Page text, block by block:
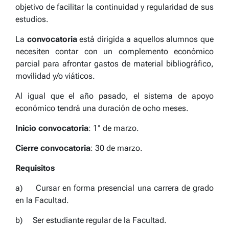
objetivo de facilitar la continuidad y regularidad de sus
estudios.
La convocatoriaestá dirigida a aquellos alumnos que
necesiten contar con un complemento económico
parcial para afrontar gastos de material bibliográfico,
movilidad y/o viáticos.
Al igual que el año pasado, el sistema de apoyo
económico tendrá una duración de ocho meses.
Inicio convocatoria: 1° de marzo.
Cierre convocatoria: 30 de marzo.
Requisitos
a) Cursar en forma presencial una carrera de grado
en la Facultad.
b) Ser estudiante regular de la Facultad.